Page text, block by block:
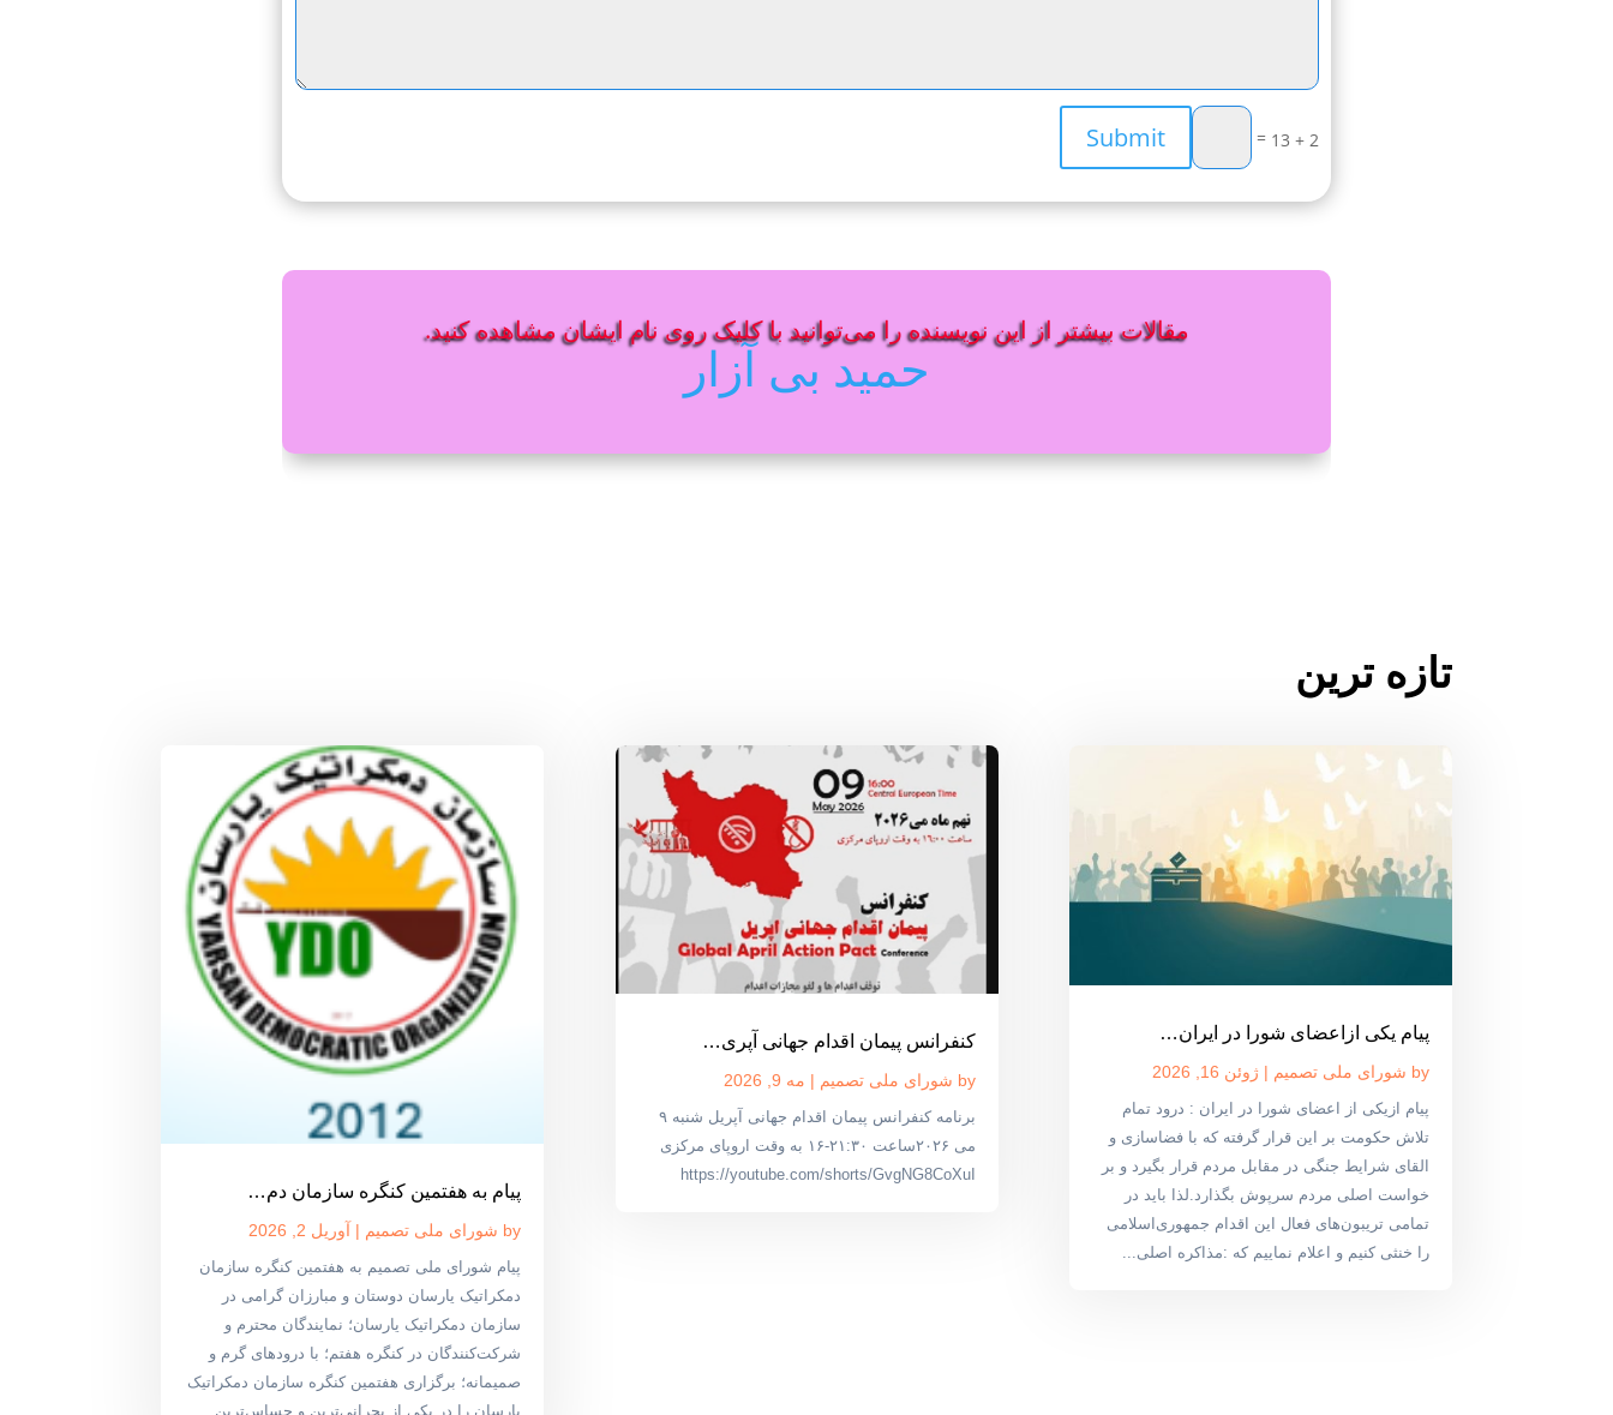
2 + 13
=
Submit
مقالات بیشتر از این نویسنده را می‌توانید با کلیک روی نام ایشان مشاهده کنید.
حمید بی آزار
تازه ترین
پیام یکی ازاعضای شورا در ایران…
by شورای ملی تصمیم |ژوئن 16, 2026
پیام ازیکی از اعضای شورا در ایران : درود تمام
تلاش حکومت بر این قرار گرفته که با فضاسازی و
القای شرایط جنگی در مقابل مردم قرار بگیرد و بر
خواست اصلی مردم سرپوش بگذارد.لذا باید در
تمامی تریبون‌های فعال این اقدام جمهوری‌اسلامی
را خنثی کنیم و اعلام نماییم که :مذاکره اصلی...
کنفرانس پیمان اقدام جهانی آپری…
by شورای ملی تصمیم | مه 9, 2026
برنامه کنفرانس پیمان اقدام جهانی آپریل شنبه ۹
می ۲۰۲۶ساعت ۲۱:۳۰-۱۶ به وقت اروپای مرکزی
https://youtube.com/shorts/GvgNG8CoXuI
پیام به هفتمین کنگره سازمان دم…
by شورای ملی تصمیم | آوریل 2, 2026
پیام شورای ملی تصمیم به هفتمین کنگره سازمان
دمکراتیک یارسان دوستان و مبارزان گرامی در
سازمان دمکراتیک یارسان؛ نمایندگان محترم و
شرکت‌کنندگان در کنگره هفتم؛ با درودهای گرم و
صمیمانه؛ برگزاری هفتمین کنگره سازمان دمکراتیک
یارسان را در یکی از بحرانی‌ترین و حساس‌ترین...